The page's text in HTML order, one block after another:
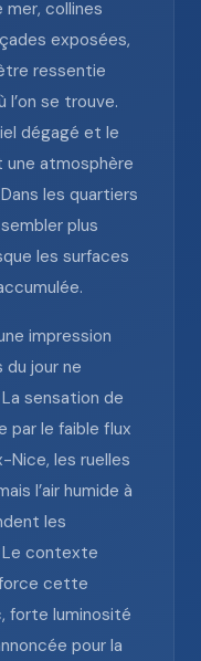
mer, collines
exposées,
ressentie
l’on se trouve.
dégagé et le
atmosphère
les quartiers
plus
les surfaces
impression
du jour ne
sensation de
par le faible flux
Nice, les ruelles
l’air humide à
les
contexte
cette
forte luminosité
pour la